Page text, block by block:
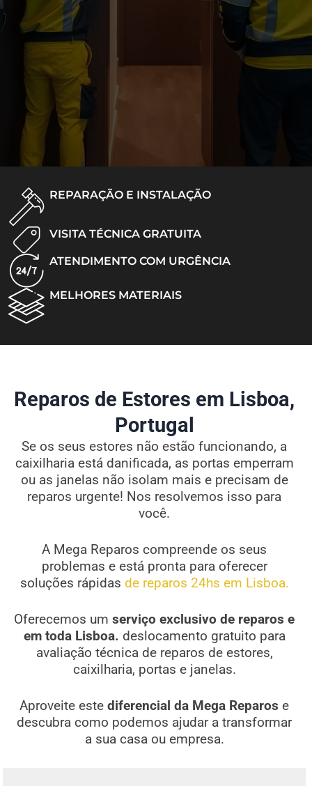
REPARAÇÃO E INSTALAÇÃO
VISITA TÉCNICA GRATUITA
ATENDIMENTO COM URGÊNCIA
MELHORES MATERIAIS
Reparos de Estores em Lisboa,
Portugal
Se os seus estores não estão funcionando, a
caixilharia está danificada, as portas emperram
ou as janelas não isolam mais e precisam de
reparos urgente! Nos resolvemos isso para
você.
A Mega Reparos compreende os seus
problemas e está pronta para oferecer
soluções rápidas de reparos 24hs em Lisboa.
Oferecemos um serviço exclusivo de reparos e
em toda Lisboa. deslocamento gratuito para
avaliação técnica de reparos de estores,
caixilharia, portas e janelas.
Aproveite estediferencial da Mega Reparos e
descubra como podemos ajudar a transformar
a sua casa ou empresa.